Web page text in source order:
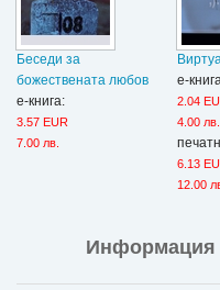
Беседи за
божествената любов
е-книга:
3.57 EUR
7.00 лв.
е-
2.04
4.00 лв.
6.13
12.00
Информация